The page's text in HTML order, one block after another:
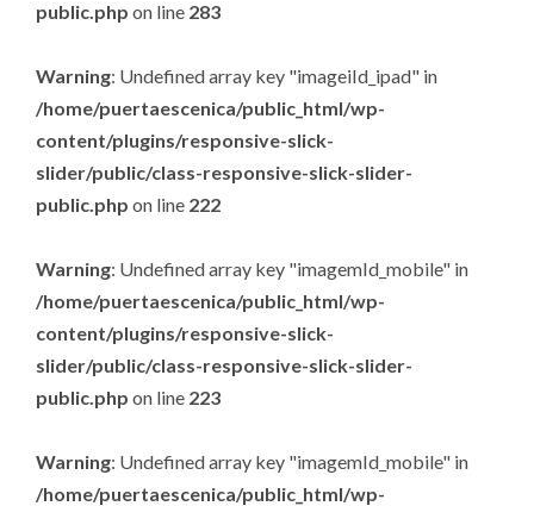
public.php on line 283
Warning: Undefined array key "imageiId_ipad" in
/home/puertaescenica/public_html/wp-
content/plugins/responsive-slick-
slider/public/class-responsive-slick-slider-
public.php on line 222
Warning: Undefined array key "imagemId_mobile" in
/home/puertaescenica/public_html/wp-
content/plugins/responsive-slick-
slider/public/class-responsive-slick-slider-
public.php on line 223
Warning: Undefined array key "imagemId_mobile" in
/home/puertaescenica/public_html/wp-